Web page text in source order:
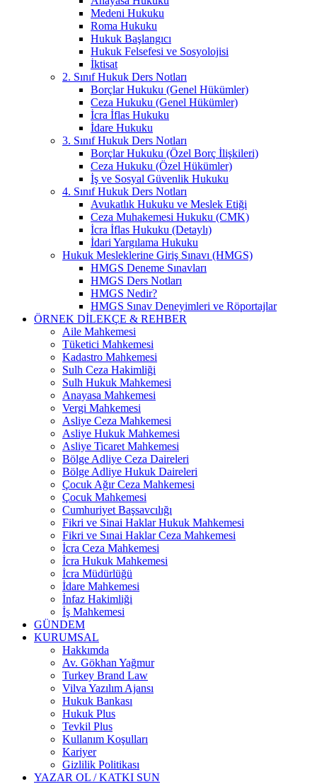
Medeni Hukuku
Roma Hukuku
Hukuk Başlangıcı
Hukuk Felsefesi ve Sosyolojisi
İktisat
2. Sınıf Hukuk Ders Notları
Borçlar Hukuku (Genel Hükümler)
Ceza Hukuku (Genel Hükümler)
İcra İflas Hukuku
İdare Hukuku
3. Sınıf Hukuk Ders Notları
Borçlar Hukuku (Özel Borç İlişkileri)
Ceza Hukuku (Özel Hükümler)
İş ve Sosyal Güvenlik Hukuku
4. Sınıf Hukuk Ders Notları
Avukatlık Hukuku ve Meslek Etiği
Ceza Muhakemesi Hukuku (CMK)
İcra İflas Hukuku (Detaylı)
İdari Yargılama Hukuku
Hukuk Mesleklerine Giriş Sınavı (HMGS)
HMGS Deneme Sınavları
HMGS Ders Notları
HMGS Nedir?
HMGS Sınav Deneyimleri ve Röportajlar
ÖRNEK DILEKÇE & REHBER
Aile Mahkemesi
Tüketici Mahkemesi
Kadastro Mahkemesi
Sulh Ceza Hakimliği
Sulh Hukuk Mahkemesi
Anayasa Mahkemesi
Vergi Mahkemesi
Asliye Ceza Mahkemesi
Asliye Hukuk Mahkemesi
Asliye Ticaret Mahkemesi
Bölge Adliye Ceza Daireleri
Bölge Adliye Hukuk Daireleri
Çocuk Ağır Ceza Mahkemesi
Çocuk Mahkemesi
Cumhuriyet Başsavcılığı
Fikri ve Sinai Haklar Hukuk Mahkemesi
Fikri ve Sınai Haklar Ceza Mahkemesi
İcra Ceza Mahkemesi
İcra Hukuk Mahkemesi
İcra Müdürlüğü
İdare Mahkemesi
İnfaz Hakimliği
İş Mahkemesi
GÜNDEM
KURUMSAL
Hakkımda
Av. Gökhan Yağmur
Turkey Brand Law
Vilva Yazılım Ajansı
Hukuk Bankası
Hukuk Plus
Tevkil Plus
Kullanım Koşulları
Kariyer
Gizlilik Politikası
YAZAR OL / KATKI SUN